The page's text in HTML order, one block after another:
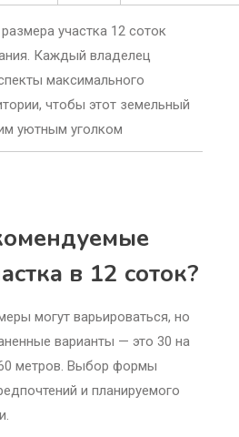
участка 12 соток
Каждый владелец
максимального
чтобы этот земельный
уютным уголком
в 12 соток?
могут варьироваться, но
варианты — это 30 на
метров. Выбор формы
и планируемого